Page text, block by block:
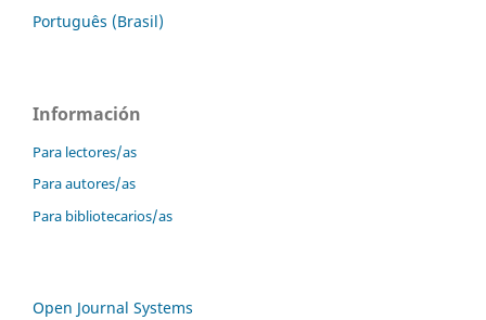
Português (Brasil)
Información
Para lectores/as
Para autores/as
Para bibliotecarios/as
Open Journal Systems